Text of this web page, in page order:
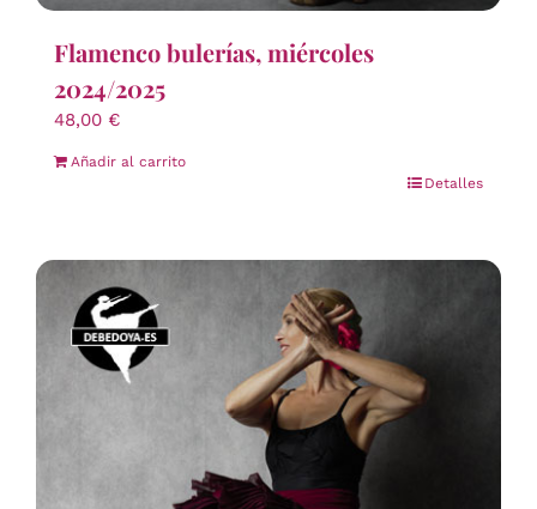
Flamenco bulerías, miércoles
2024/2025
48,00 €
Añadir al carrito
Detalles